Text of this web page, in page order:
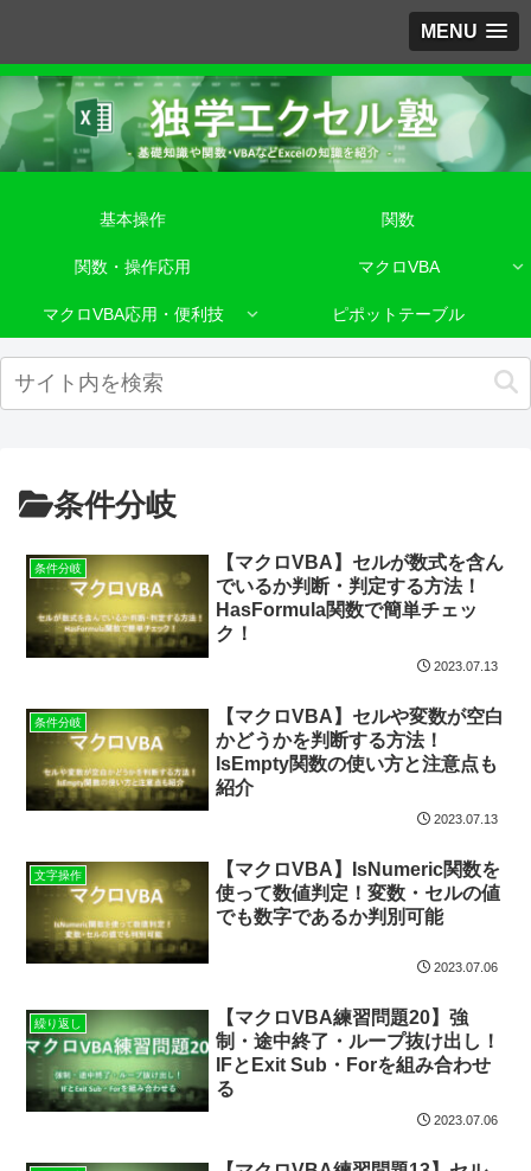
MENU
基本操作 関数
関数・操作応用 マクロVBA
マクロVBA応用・便利技 ピポットテーブル
条件分岐
条件分岐
【マクロVBA】セルが数式を含ん
でいるか判断・判定する方法！
HasFormula関数で簡単チェッ
ク！
2023.07.13
条件分岐
【マクロVBA】セルや変数が空白
かどうかを判断する方法！
IsEmpty関数の使い方と注意点も
紹介
2023.07.13
文字操作
【マクロVBA】IsNumeric関数を
使って数値判定！変数・セルの値
でも数字であるか判別可能
2023.07.06
繰り返し
【マクロVBA練習問題20】強
制・途中終了・ループ抜け出し！
IFとExit Sub・Forを組み合わせ
る
2023.07.06